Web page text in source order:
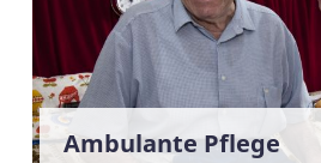
Ambulante Pflege